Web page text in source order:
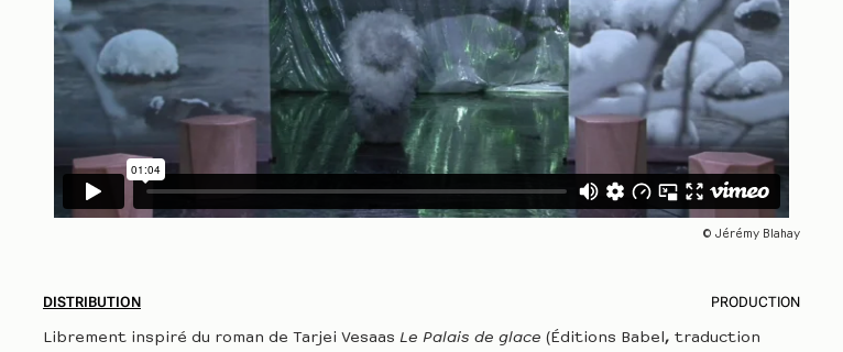
© Jérémy Blahay
DISTRIBUTION
Librement inspiré du roman de Tarjei Vesaas Le Palais de glace (Éditions Babel, traduction
PRODUCTION